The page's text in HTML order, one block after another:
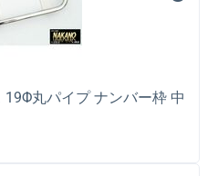
丸パイプ ナンバー枠 中